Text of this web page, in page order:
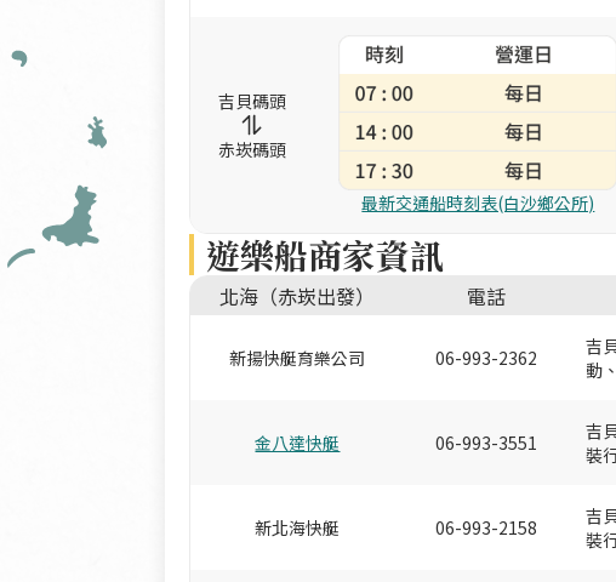
吉貝碼頭
赤崁碼頭
最新交通船時刻表(白沙鄉公所)
遊樂船商家資訊
北海（赤崁出發） 電話
新揚快艇育樂公司 06-993-2362
吉
動
金八達快艇 06-993-3551
吉
裝
新北海快艇 06-993-2158
吉
裝